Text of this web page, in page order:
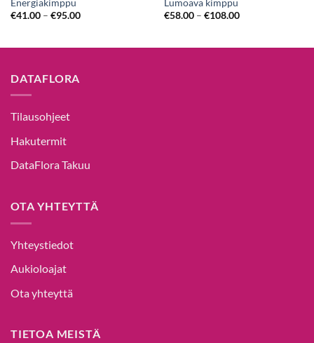
Energiakimppu
€41.00– €95.00
Lumoava kimppu
€58.00– €108.00
DATAFLORA
Tilausohjeet
Hakutermit
DataFlora Takuu
OTA YHTEYTTÄ
Yhteystiedot
Aukioloajat
Ota yhteyttä
TIETOA MEISTÄ